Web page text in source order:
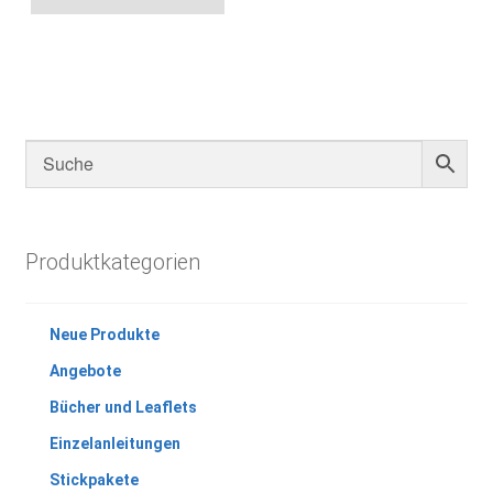
Produktkategorien
Neue Produkte
Angebote
Bücher und Leaflets
Einzelanleitungen
Stickpakete